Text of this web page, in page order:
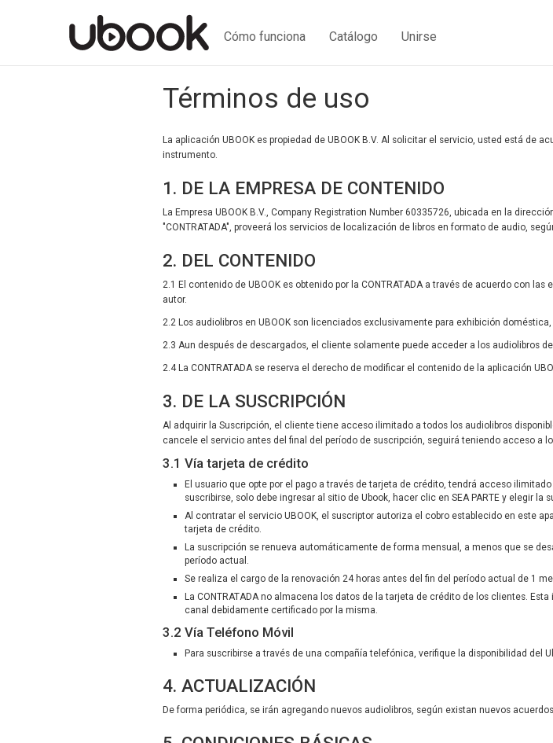
Cómo funciona Catálogo Unirse
Términos de uso
La aplicación UBOOK es propiedad de UBOOK B.V. Al solicitar el servicio, usted está de
instrumento.
1. DE LA EMPRESA DE CONTENIDO
La Empresa UBOOK B.V., Company Registration Number 60335726, ubicada en la
"CONTRATADA", proveerá los servicios de localización de libros en formato de audio,
2. DEL CONTENIDO
2.1 El contenido de UBOOK es obtenido por la CONTRATADA a través de acuerdo con
autor.
2.2 Los audiolibros en UBOOK son licenciados exclusivamente para exhibición
2.3 Aun después de descargados, el cliente solamente puede acceder a los audiolibros
2.4 La CONTRATADA se reserva el derecho de modificar el contenido de la aplicación
3. DE LA SUSCRIPCIÓN
Al adquirir la Suscripción, el cliente tiene acceso ilimitado a todos los audiolibros
cancele el servicio antes del final del período de suscripción, seguirá teniendo acceso a
3.1 Vía tarjeta de crédito
El usuario que opte por el pago a través de tarjeta de crédito, tendrá acceso
suscribirse, solo debe ingresar al sitio de Ubook, hacer clic en SEA PARTE y elegir
Al contratar el servicio UBOOK, el suscriptor autoriza el cobro establecido en este
tarjeta de crédito.
La suscripción se renueva automáticamente de forma mensual, a menos que se
período actual.
Se realiza el cargo de la renovación 24 horas antes del fin del período actual de 1
La CONTRATADA no almacena los datos de la tarjeta de crédito de los clientes.
canal debidamente certificado por la misma.
3.2 Vía Teléfono Móvil
Para suscribirse a través de una compañía telefónica, verifique la disponibilidad del
4. ACTUALIZACIÓN
De forma periódica, se irán agregando nuevos audiolibros, según existan nuevos